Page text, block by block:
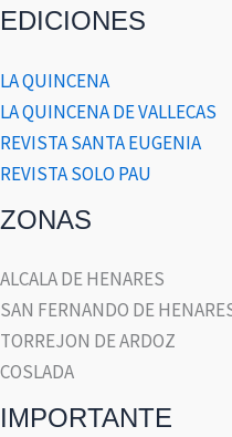
EDICIONES
LA QUINCENA
LA QUINCENA DE VALLECAS
REVISTA SANTA EUGENIA
REVISTA SOLO PAU
ZONAS
ALCALA DE HENARES
SAN FERNANDO DE
TORREJON DE ARDOZ
COSLADA
IMPORTANTE